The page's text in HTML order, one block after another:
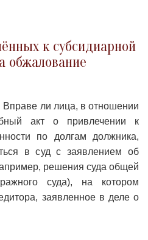
к субсидиарной
обжалование
Вправе ли лица, в отношении
акт о привлечении к
по долгам должника,
в суд с заявлением об
решения суда общей
суда), на котором
заявленное в деле о